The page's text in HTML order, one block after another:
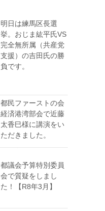
明日は練馬区長選
挙。おじま紘平氏VS
完全無所属（共産党
支援）の吉田氏の勝
負です。
都民ファーストの会
経済港湾部会で近藤
太香巳様に講演をい
ただきました。
都議会予算特別委員
会で質疑をしまし
た！【R8年3月】